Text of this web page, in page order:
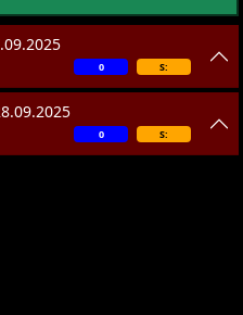
S:
0
S:
0